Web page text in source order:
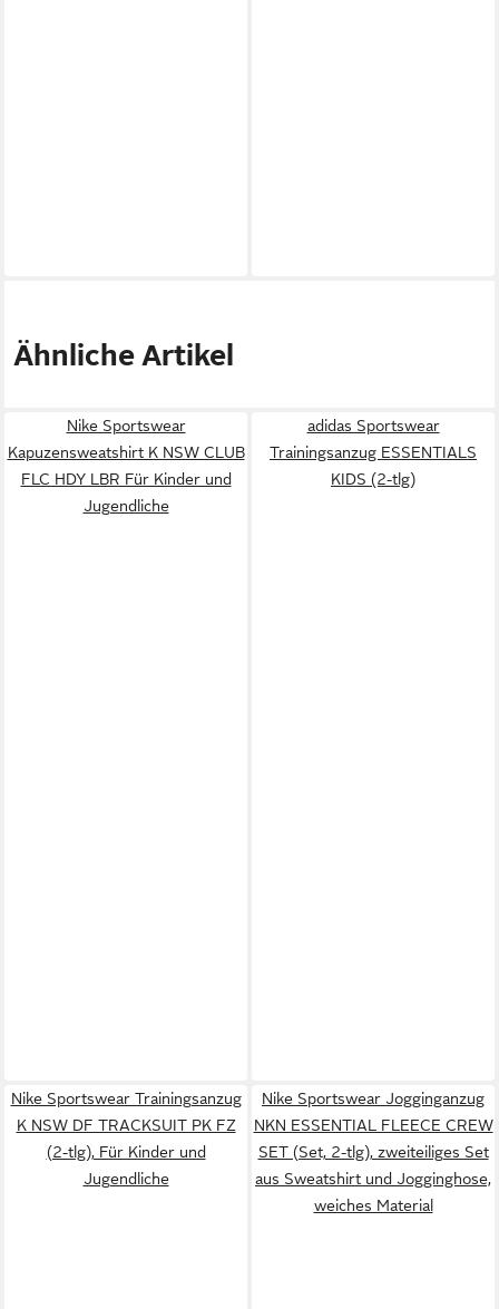
Ähnliche Artikel
Nike Sportswear
Kapuzensweatshirt K NSW CLUB
FLC HDY LBR Für Kinder und
Jugendliche
adidas Sportswear
Trainingsanzug ESSENTIALS
KIDS (2-tlg)
Nike Sportswear Trainingsanzug
K NSW DF TRACKSUIT PK FZ
(2-tlg), Für Kinder und
Jugendliche
Nike Sportswear Jogginganzug
NKN ESSENTIAL FLEECE CREW
SET (Set, 2-tlg), zweiteiliges Set
aus Sweatshirt und Jogginghose,
weiches Material